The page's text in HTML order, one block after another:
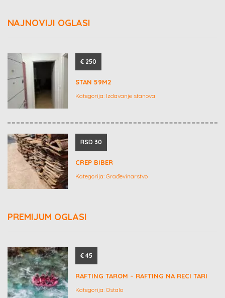
NAJNOVIJI OGLASI
€ 250
STAN 59M2
Kategorija: Izdavanje stanova
RSD 30
CREP BIBER
Kategorija: Građevinarstvo
PREMIJUM OGLASI
€ 45
RAFTING TAROM – RAFTING NA RECI TARI
Kategorija: Ostalo